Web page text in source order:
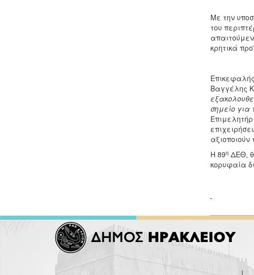
Με την
του
κρητικά
Βαγγέλης
σημείο για
αξιοποιούν
Η 89η ΔΕΘ,
κορυφαία